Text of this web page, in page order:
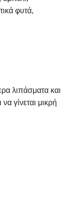
φυτά,
λιπάσματα και
να γίνεται μικρή